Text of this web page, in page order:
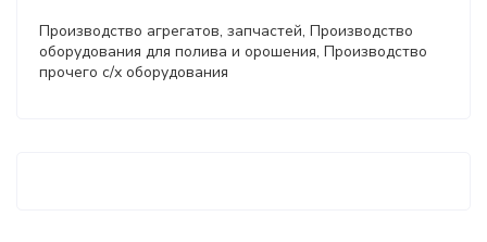
Производство агрегатов, запчастей, Производство
оборудования для полива и орошения, Производство
прочего с/х оборудования